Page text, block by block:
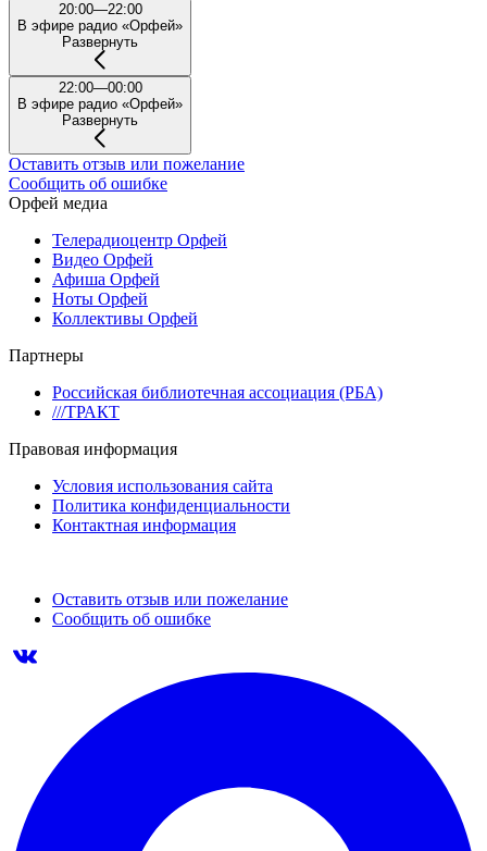
20:00—22:00
В эфире радио «Орфей»
Развернуть
22:00—00:00
В эфире радио «Орфей»
Развернуть
Оставить отзыв или пожелание
Сообщить об ошибке
Орфей медиа
Телерадиоцентр Орфей
Видео Орфей
Афиша Орфей
Ноты Орфей
Коллективы Орфей
Партнеры
Российская библиотечная ассоциация (РБА)
///ТРАКТ
Правовая информация
Условия использования сайта
Политика конфиденциальности
Контактная информация
Оставить отзыв или пожелание
Сообщить об ошибке